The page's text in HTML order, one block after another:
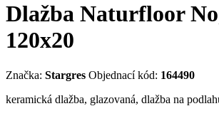
Dlažba Naturfloor
120x20
Značka: Stargres Objednací kód: 164490
keramická dlažba, glazovaná, dlažba na